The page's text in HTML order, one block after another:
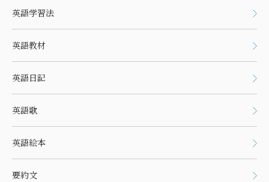
英語学習法
英語教材
英語日記
英語歌
英語絵本
要約文